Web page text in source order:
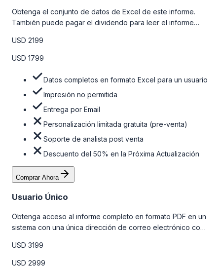
Obtenga el conjunto de datos de Excel de este informe.
También puede pagar el dividendo para leer el informe
la tabla de precios a continuación.
USD 2199
USD 1799
Datos completos en formato Excel para un usuario
Impresión no permitida
Entrega por Email
Personalización limitada gratuita (pre-venta)
Soporte de analista post venta
Descuento del 50% en la Próxima Actualización
Comprar Ahora
Usuario Único
Obtenga acceso al informe completo en formato PDF en un
sistema con una única dirección de correo electrónico con
la tabla de precios a continuación.
USD 3199
USD 2999